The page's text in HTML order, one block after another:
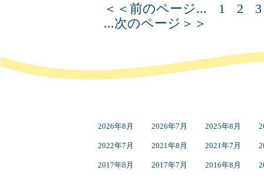
＜＜前のページ... 1 2
3
...次のページ＞＞
2026年8月 2026年7月 2025年8月
2022年7月 2021年8月 2021年7月
2017年8月 2017年7月 2016年8月